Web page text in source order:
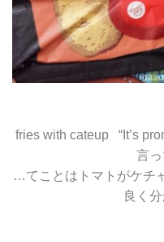
fries with cateup “It’s
言っ
…てことはトマトがケチ
良く